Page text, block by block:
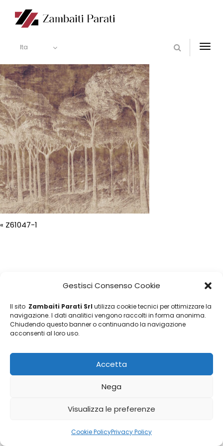
Gestisci Consenso Cookie
Il sito Zambaiti Parati Srl utilizza cookie tecnici per ottimizzare la
navigazione. I dati analitici vengono raccolti in forma anonima.
Chiudendo questo banner o continuando la navigazione
acconsenti al loro uso.
Accetta
Nega
Visualizza le preferenze
Cookie PolicyPrivacy Policy
Ita
« Z61047-1